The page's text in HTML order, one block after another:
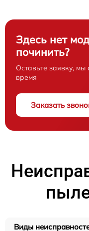
Здесь нет
починить?
Оставьте заявку,
время
Заказать
Виды